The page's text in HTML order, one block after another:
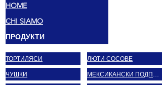
HOME
CHI SIAMO
ПРОДУКТИ
ТОРТИЛЯСИ
ЧУШКИ
ЛЮТИ СОСОВЕ
МЕКСИКАНСКИ ПОДПРАВКИ